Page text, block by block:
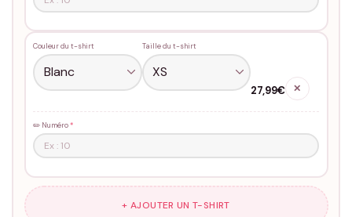
Couleur du t-shirt Taille du t-shirt
27,99€ ✕
✏️ Numéro*
+ AJOUTER UN T-SHIRT